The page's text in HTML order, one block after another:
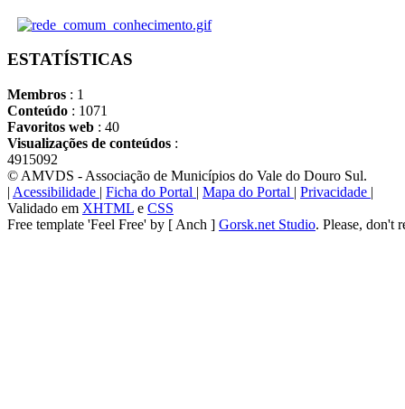
ESTATÍSTICAS
Membros : 1
Conteúdo : 1071
Favoritos web : 40
Visualizações de conteúdos :
4915092
© AMVDS - Associação de Municípios do Vale do Douro Sul.
| Acessibilidade | Ficha do Portal | Mapa do Portal | Privacidade |
Validado em XHTML e CSS
Free template 'Feel Free' by [ Anch ] Gorsk.net Studio. Please, don't